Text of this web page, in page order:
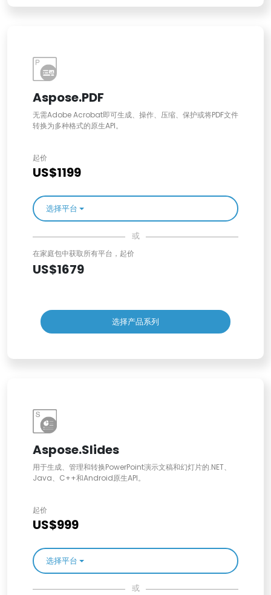
Aspose.PDF
无需Adobe Acrobat即可生成、操作、压缩、保护或将PDF文件
转换为多种格式的原生API。
起价
US$1199
选择平台
或
在家庭包中获取所有平台，起价
US$1679
选择产品系列
Aspose.Slides
用于生成、管理和转换PowerPoint演示文稿和幻灯片的.NET、
Java、C++和Android原生API。
起价
US$999
选择平台
或